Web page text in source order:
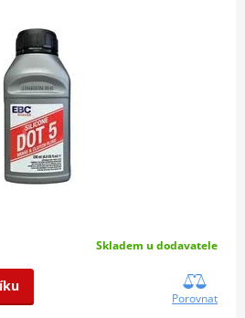
Skladem u dodavatele
Porovnat